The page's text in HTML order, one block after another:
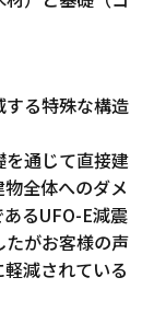
る特殊な構造
通じて直接建
全体へのダメ
るUFO-E減震
がお客様の声
減されている